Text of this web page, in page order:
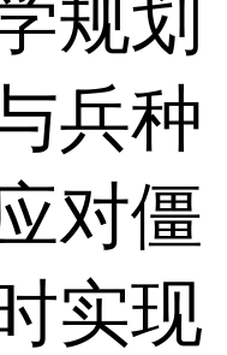
规划
兵种
对僵
实现